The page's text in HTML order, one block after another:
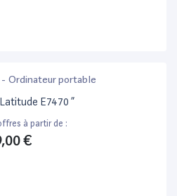
- Ordinateur portable
E7470 ”
à partir de :
€